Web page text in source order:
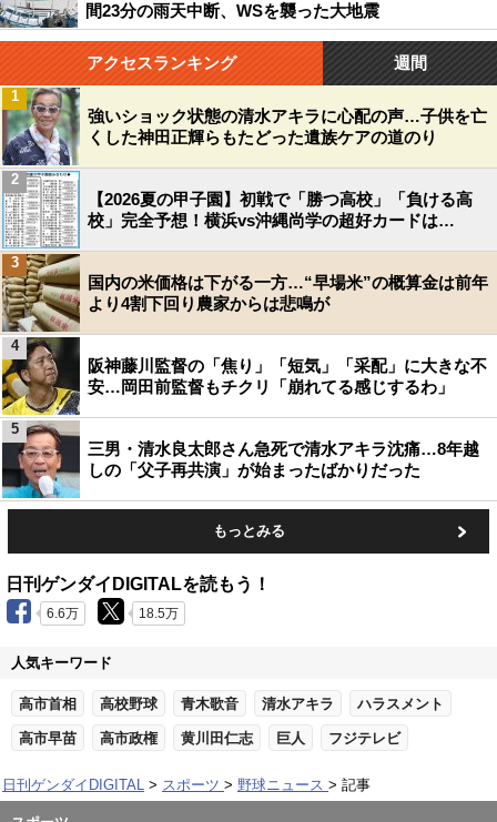
間23分の雨天中断、WSを襲った大地震
アクセスランキング 週間
強いショック状態の清水アキラに心配の声…子供を亡
くした神田正輝らもたどった遺族ケアの道のり
1
【2026夏の甲子園】初戦で「勝つ高校」「負ける高
校」完全予想！横浜vs沖縄尚学の超好カードは…
2
国内の米価格は下がる一方…“早場米”の概算金は前年
より4割下回り農家からは悲鳴が
3
阪神藤川監督の「焦り」「短気」「采配」に大きな不
安…岡田前監督もチクリ「崩れてる感じするわ」
4
三男・清水良太郎さん急死で清水アキラ沈痛…8年越
しの「父子再共演」が始まったばかりだった
5
もっとみる
日刊ゲンダイDIGITALを読もう！
6.6万 18.5万
人気キーワード
高市首相 高校野球 青木歌音 清水アキラ ハラスメント
高市早苗 高市政権 黄川田仁志 巨人 フジテレビ
日刊ゲンダイDIGITAL スポーツ 野球ニュース 記事